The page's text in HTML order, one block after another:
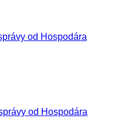
od Hospodára
od Hospodára